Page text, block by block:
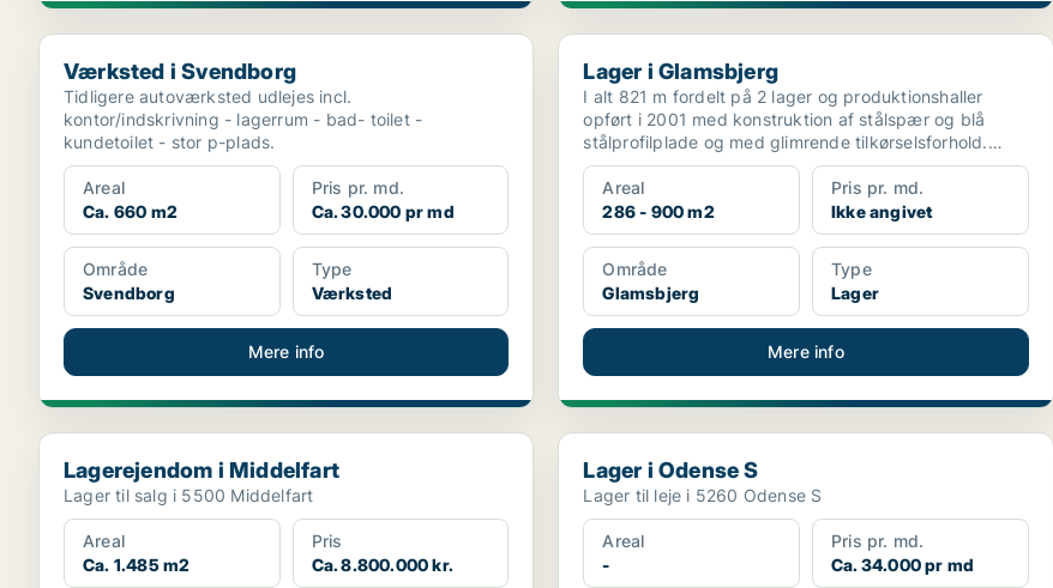
Værksted i Svendborg
Værksted i Svendborg
Tidligere autoværksted udlejes incl.
kontor/indskrivning - lagerrum - bad- toilet -
kundetoilet - stor p-plads.
Areal
Ca. 660 m2
Pris pr. md.
Ca. 30.000 pr md
Område
Svendborg
Type
Værksted
Mere info
Lager i Glamsbjerg
Lager i Glamsbjerg
I alt 821 m fordelt på 2 lager og produktionshaller
opført i 2001 med konstruktion af stålspær og blå
stålprofilplade og med glimrende tilkørselsforhold.
Hal...
Areal
286 - 900 m2
Pris pr. md.
Ikke angivet
Område
Glamsbjerg
Type
Lager
Mere info
Lagerejendom i Middelfart
Lagerejendom i Middelfart
Lager til salg i 5500 Middelfart
Areal
Ca. 1.485 m2
Pris
Ca. 8.800.000 kr.
Lager i Odense S
Lager i Odense S
Lager til leje i 5260 Odense S
Areal
-
Pris pr. md.
Ca. 34.000 pr md